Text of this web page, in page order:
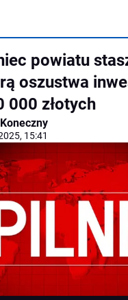
powiatu
oszustwa
000 złotych
15:41